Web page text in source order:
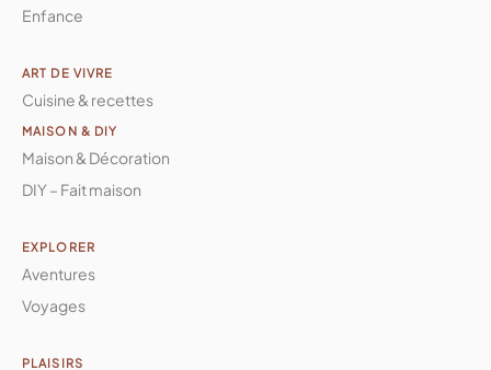
Enfance
ART DE VIVRE
Cuisine & recettes
MAISON & DIY
Maison & Décoration
DIY – Fait maison
EXPLORER
Aventures
Voyages
PLAISIRS